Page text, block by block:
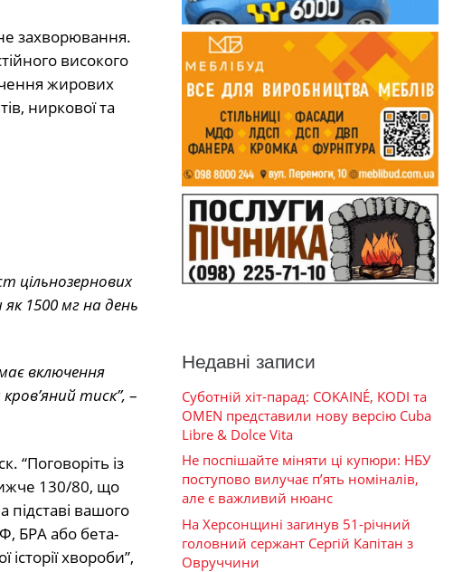
захворювання.
високого
жирових
ниркової та
цільнозернових
1500 мг на день
включення
тиск”, –
“Поговоріть із
130/80, що
вашого
БРА або бета-
хвороби”,
Недавні записи
Суботній хіт-парад: COKAINÉ, KODI та
OMEN представили нову версію Cuba
Libre & Dolce Vita
Не поспішайте міняти ці купюри: НБУ
поступово вилучає п’ять номіналів,
але є важливий нюанс
На Херсонщині загинув 51-річний
головний сержант Сергій Капітан з
Овруччини